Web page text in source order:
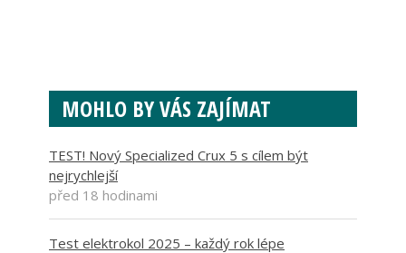
MOHLO BY VÁS ZAJÍMAT
TEST! Nový Specialized Crux 5 s cílem být
nejrychlejší
před 18 hodinami
Test elektrokol 2025 – každý rok lépe